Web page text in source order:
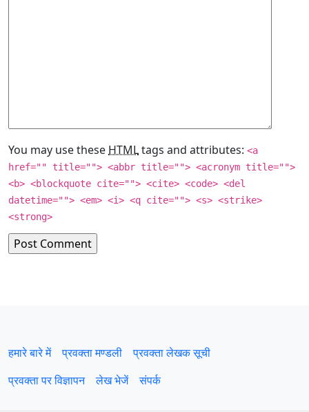
You may use these HTMLtags and attributes: <a
href="" title=""> <abbr title=""> <acronym title="">
<b> <blockquote cite=""> <cite> <code> <del
datetime=""> <em> <i> <q cite=""> <s> <strike>
<strong>
हमारे बारे में प्रवक्‍ता मण्डली
प्रवक्ता लेखक सूची
प्रवक्ता पर विज्ञापन
लेख भेजें संपर्क